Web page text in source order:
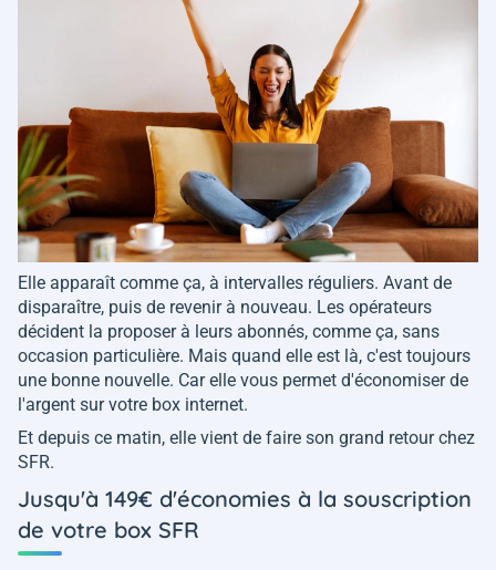
Elle apparaît comme ça, à intervalles réguliers. Avant de
disparaître, puis de revenir à nouveau. Les opérateurs
décident la proposer à leurs abonnés, comme ça, sans
occasion particulière. Mais quand elle est là, c'est toujours
une bonne nouvelle. Car elle vous permet d'économiser de
l'argent sur votre box internet.
Et depuis ce matin, elle vient de faire son grand retour chez
SFR.
Jusqu'à 149€ d'économies à la souscription
de votre box SFR